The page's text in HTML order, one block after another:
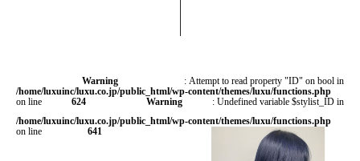
Warning
: Attempt to read property "ID" on bool in
/home/luxuinc/luxu.co.jp/public_html/wp-content/themes/luxu/functions.php
on line
624 Warning
: Undefined variable $stylist_ID in
/home/luxuinc/luxu.co.jp/public_html/wp-content/themes/luxu/functions.php
on line
641